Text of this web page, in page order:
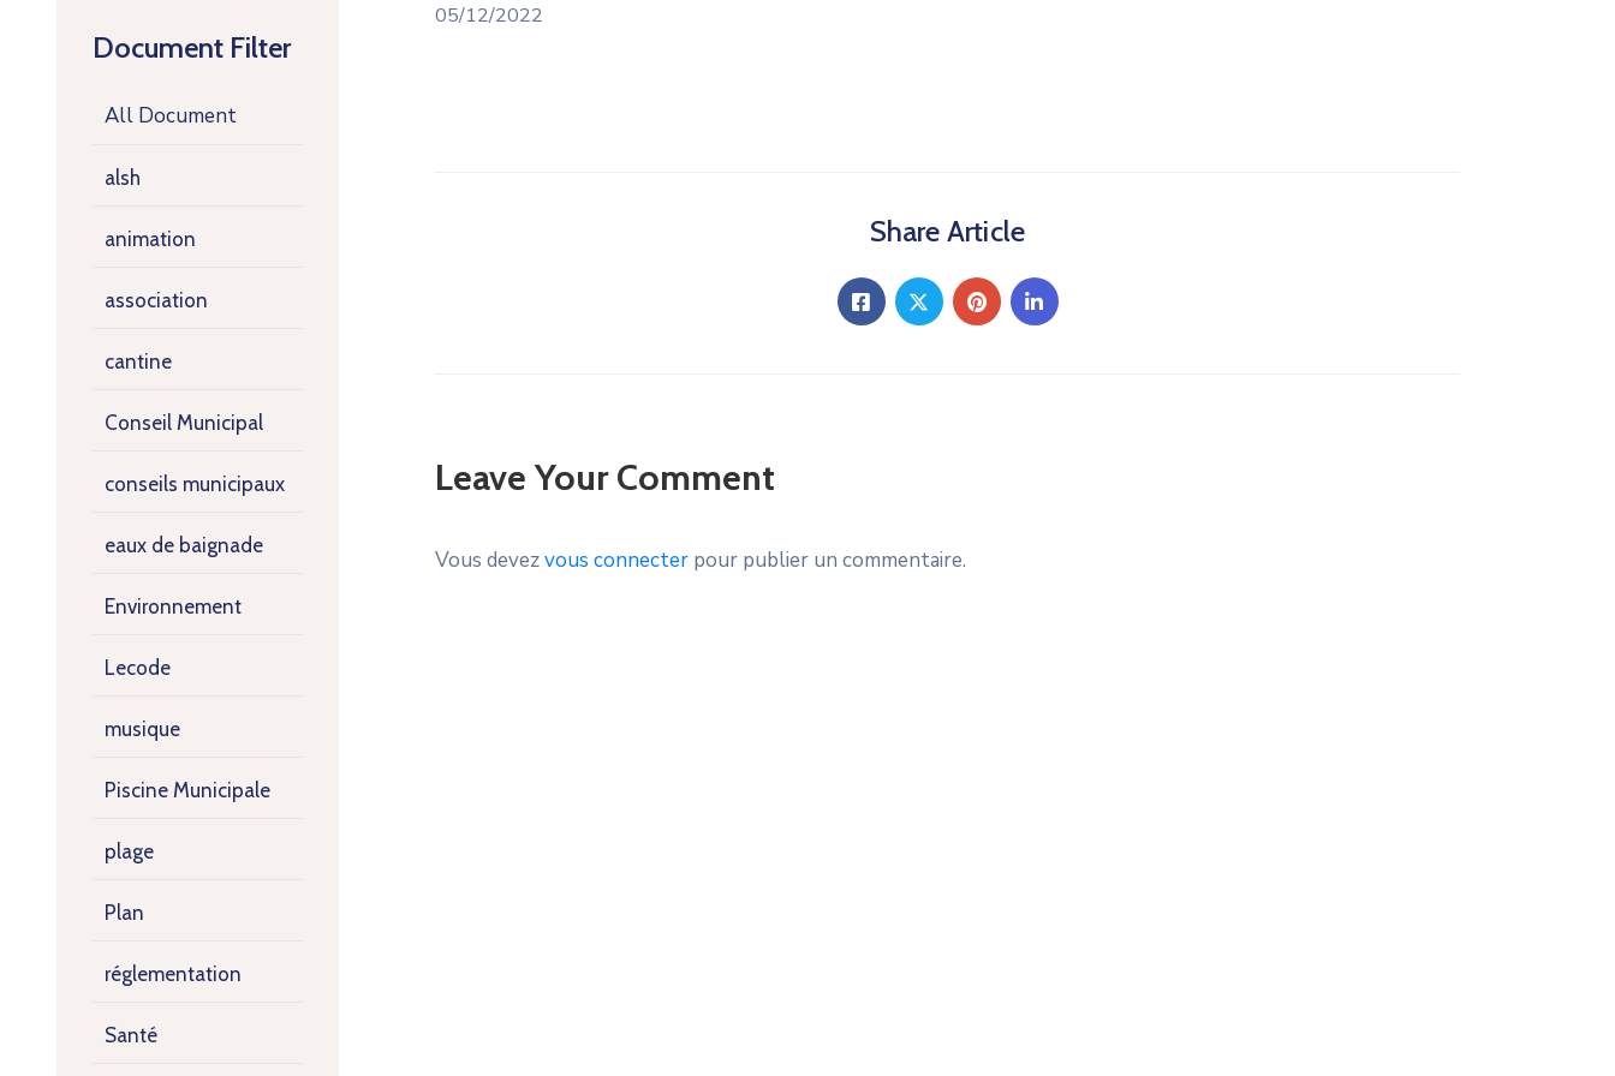
Document Filter
All Document
alsh
animation
association
cantine
Conseil Municipal
conseils municipaux
eaux de baignade
Environnement
Lecode
musique
Piscine Municipale
plage
Plan
réglementation
Santé
05/12/2022
Share Article
Leave Your Comment
Vous devezvous connecter pour publier un commentaire.